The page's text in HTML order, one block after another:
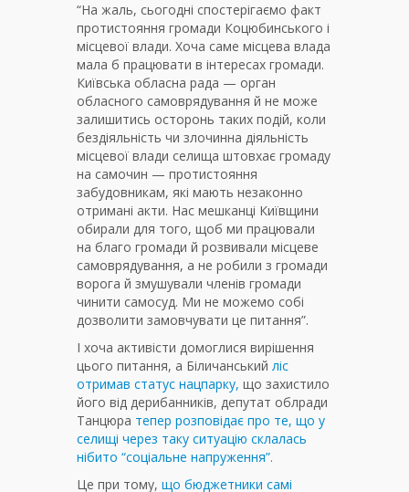
“На жаль, сьогодні спостерігаємо факт
протистояння громади Коцюбинського і
місцевої влади. Хоча саме місцева влада
мала б працювати в інтересах громади.
Київська обласна рада — орган
обласного самоврядування й не може
залишитись осторонь таких подій, коли
бездіяльність чи злочинна діяльність
місцевої влади селища штовхає громаду
на самочин — протистояння
забудовникам, які мають незаконно
отримані акти. Нас мешканці Київщини
обирали для того, щоб ми працювали
на благо громади й розвивали місцеве
самоврядування, а не робили з громади
ворога й змушували членів громади
чинити самосуд. Ми не можемо собі
дозволити замовчувати це питання”.
І хоча активісти домоглися вирішення
цього питання, а Біличанський ліс
отримав статус нацпарку, що захистило
його від дерибанників, депутат облради
Танцюра тепер розповідає про те, що у
селищі через таку ситуацію склалась
нібито “соціальне напруження”.
Це при тому, що бюджетники самі